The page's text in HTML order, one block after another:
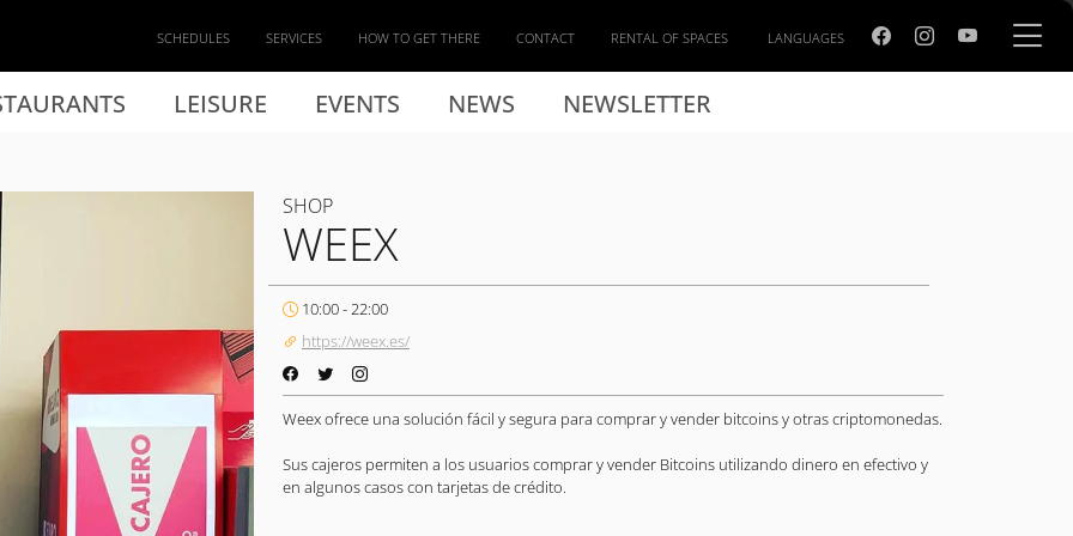
LEISURE EVENTS NEWS NEWSLETTER
SCHEDULES SERVICES HOW TO GET THERE CONTACT RENTAL OF SPACES LANGUAGES
SHOP
WEEX
10:00 - 22:00
https://weex.es/
Weex ofrece una solución fácil y segura para comprar y vender bitcoins y otras criptomonedas.
Sus cajeros permiten a los usuarios comprar y vender Bitcoins utilizando dinero en efectivo y
en algunos casos con tarjetas de crédito.